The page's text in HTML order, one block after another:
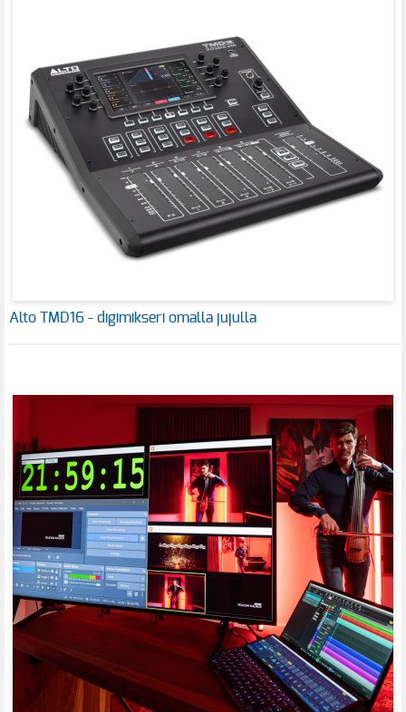
Alto TMD16 - digimikseri omalla jujulla